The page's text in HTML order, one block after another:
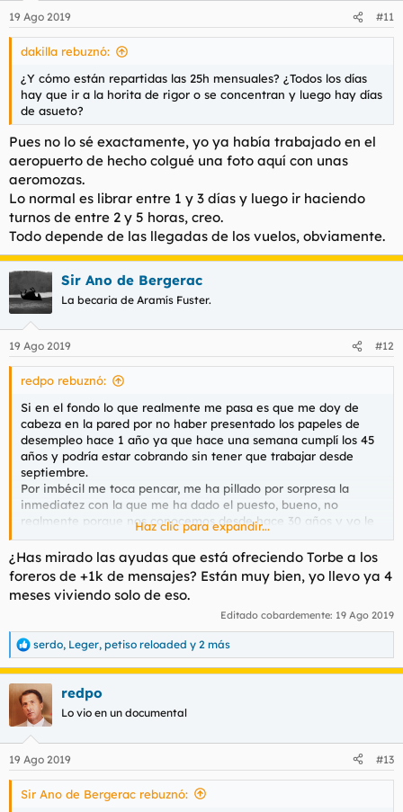
e
s
19 Ago 2019 #11
dakilla rebuznó:
¿Y cómo están repartidas las 25h mensuales? ¿Todos los días
hay que ir a la horita de rigor o se concentran y luego hay días
de asueto?
Pues no lo sé exactamente, yo ya había trabajado en el
aeropuerto de hecho colgué una foto aquí con unas
aeromozas.
Lo normal es librar entre 1 y 3 días y luego ir haciendo
turnos de entre 2 y 5 horas, creo.
Todo depende de las llegadas de los vuelos, obviamente.
Sir Ano de Bergerac
La becaria de Aramís Fuster.
19 Ago 2019 #12
redpo rebuznó:
Si en el fondo lo que realmente me pasa es que me doy de
cabeza en la pared por no haber presentado los papeles de
desempleo hace 1 año ya que hace una semana cumplí los 45
años y podría estar cobrando sin tener que trabajar desde
septiembre.
Por imbécil me toca pencar, me ha pillado por sorpresa la
inmediatez con la que me ha dado el puesto, bueno, no
realmente porque nos conocemos desde hace 30 años y yo le
coloqué a él mismo en una empresa de mi padre, hasta que
entró en el aeropuerto y fue escalando puestos.
Entre otros, me ha ofrecido el puesto de conductor que según
parece está bastante codiciado en ese área.
Por una parte estoy contento pero por la otra...no digáis que
Haz clic para expandir...
¿Has mirado las ayudas que está ofreciendo Torbe a los
foreros de +1k de mensajes? Están muy bien, yo llevo ya 4
meses viviendo solo de eso.
Editado cobardemente: 19 Ago 2019
R
e
a
c
c
i
e
s
serdo, Leger, petiso reloaded y 2 más
redpo
Lo vio en un documental
19 Ago 2019 #13
Sir Ano de Bergerac rebuznó: